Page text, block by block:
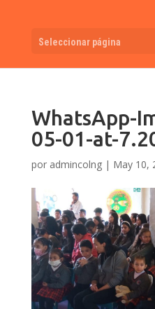
Seleccionar página
WhatsApp-
05-01-at-
por admincolng| May 10,